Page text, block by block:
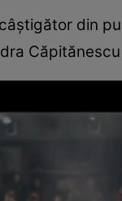
din